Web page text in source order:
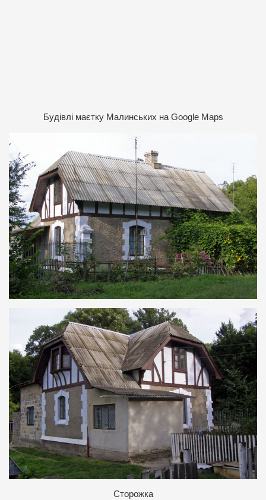
Будівлі маєтку Малинських на Google Maps
Сторожка